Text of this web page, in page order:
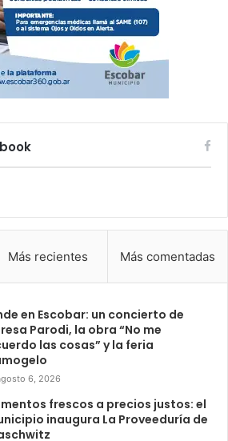
Más recientes Más comentadas
en Escobar: un concierto de
Parodi, la obra “No me
las cosas” y la feria
6, 2026
frescos a precios justos: el
inaugura La Proveeduría de